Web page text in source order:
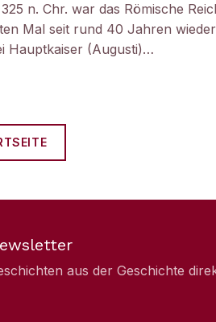
n. Chr. war das Römische
Mal seit rund 40 Jahren
Hauptkaiser (Augusti)…
aus der Geschichte